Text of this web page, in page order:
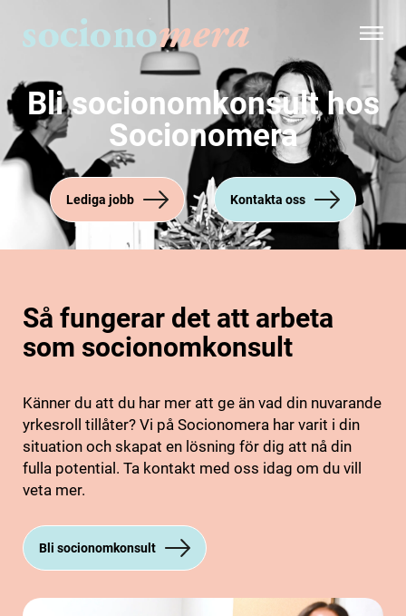
Bli socionomkonsult hos
Socionomera
Lediga jobb Kontakta oss
Så fungerar det att arbeta
som socionomkonsult
Känner du att du har mer att ge än vad din nuvarande
yrkesroll tillåter? Vi på Socionomera har varit i din
situation och skapat en lösning för dig att nå din
fulla potential. Ta kontakt med oss idag om du vill
veta mer.
Bli socionomkonsult